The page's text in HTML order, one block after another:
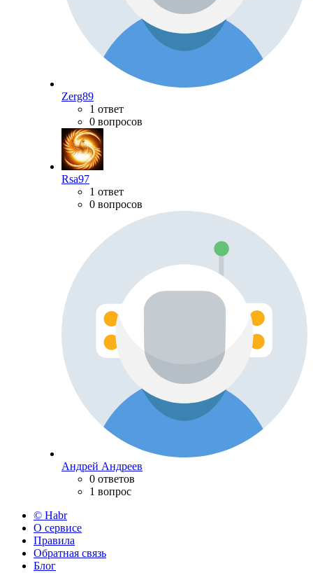
Zerg89
1 ответ
0 вопросов
Rsa97
1 ответ
0 вопросов
Андрей Андреев
0 ответов
1 вопрос
© Habr
О сервисе
Правила
Обратная связь
Блог